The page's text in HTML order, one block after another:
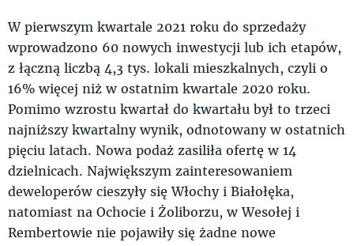
W pierwszym kwartale 2021 roku do sprzedaży
wprowadzono 60 nowych inwestycji lub ich etapów,
z łączną liczbą 4,3 tys. lokali mieszkalnych, czyli o
16% więcej niż w ostatnim kwartale 2020 roku.
Pomimo wzrostu kwartał do kwartału był to trzeci
najniższy kwartalny wynik, odnotowany w ostatnich
pięciu latach. Nowa podaż zasiliła ofertę w 14
dzielnicach. Największym zainteresowaniem
deweloperów cieszyły się Włochy i Białołęka,
natomiast na Ochocie i Żoliborzu, w Wesołej i
Rembertowie nie pojawiły się żadne nowe